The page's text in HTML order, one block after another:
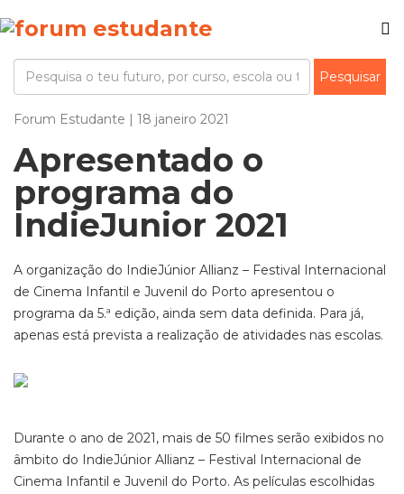
Forum Estudante | 18 janeiro 2021
Apresentado o
programa do
IndieJunior 2021
A organização do IndieJúnior Allianz – Festival Internacional
de Cinema Infantil e Juvenil do Porto apresentou o
programa da 5.ª edição, ainda sem data definida. Para já,
apenas está prevista a realização de atividades nas escolas.
Durante o ano de 2021, mais de 50 filmes serão exibidos no
âmbito do IndieJúnior Allianz – Festival Internacional de
Cinema Infantil e Juvenil do Porto. As películas escolhidas